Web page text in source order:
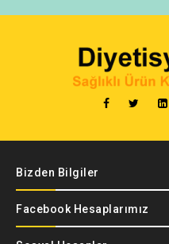
Bizden Bilgiler
Facebook Hesaplarımız